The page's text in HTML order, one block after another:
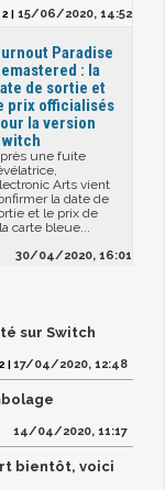
2 |15/06/2020, 14:52
Paradise
: la
de sortie et
prix officialisés
la version
une fuite
Arts vient
la date de
et le prix de
carte bleue...
30/04/2020, 16:01
sur Switch
2 |17/04/2020, 12:48
14/04/2020, 11:17
bientôt, voici